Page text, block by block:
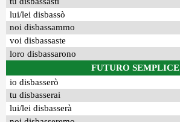
lui/lei disbassò
noi disbassammo
voi disbassaste
loro disbassarono
FUTURO SEMPLICE
io disbasserò
tu disbasserai
lui/lei disbasserà